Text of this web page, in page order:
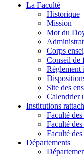
La Faculté
Historique
Mission
Mot du
Corps
Conseil de
Règlement
Site des
Calendrier
Institutions
Faculté
Faculté
Faculté
Départements